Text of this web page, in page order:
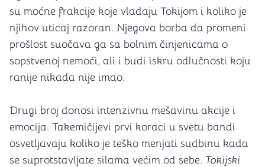
su moćne frakcije koje vladaju Tokijom i koliko je
njihov uticaj razoran. Njegova borba da promeni
prošlost suočava ga sa bolnim činjenicama o
sopstvenoj nemoći, ali i budi iskru odlučnosti koju
ranije nikada nije imao.
Drugi broj donosi intenzivnu mešavinu akcije i
emocija. Takemičijevi prvi koraci u svetu bandi
osvetljavaju koliko je teško menjati sudbinu kada
se suprotstavljate silama većim od sebe. Tokijski